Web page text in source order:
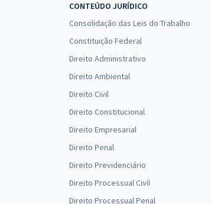
CONTEÚDO JURÍDICO
Consolidação das Leis do Trabalho
Constituição Federal
Direito Administrativo
Direito Ambiental
Direito Civil
Direito Constitucional
Direito Empresarial
Direito Penal
Direito Previdenciário
Direito Processual Civil
Direito Processual Penal